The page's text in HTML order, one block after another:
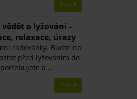
Více
o lyžování –
relaxace, úrazy
radovánky. Buďte na
před lyžováním do
potřebujete a …
Více